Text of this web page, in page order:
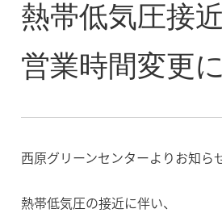
熱帯低気圧接
営業時間変更
西原グリーンセンターよりお知ら
熱帯低気圧の接近に伴い、